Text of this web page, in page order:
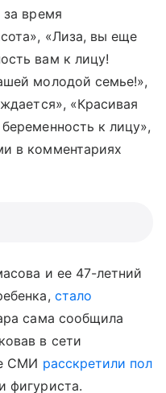
за время
«Лиза, вы еще
вам к лицу!
молодой семье!»,
«Красивая
к лицу»,
в комментариях
и ее 47-летний
стало
сама сообщила
в сети
СМИ расскретили пол
фигуриста.